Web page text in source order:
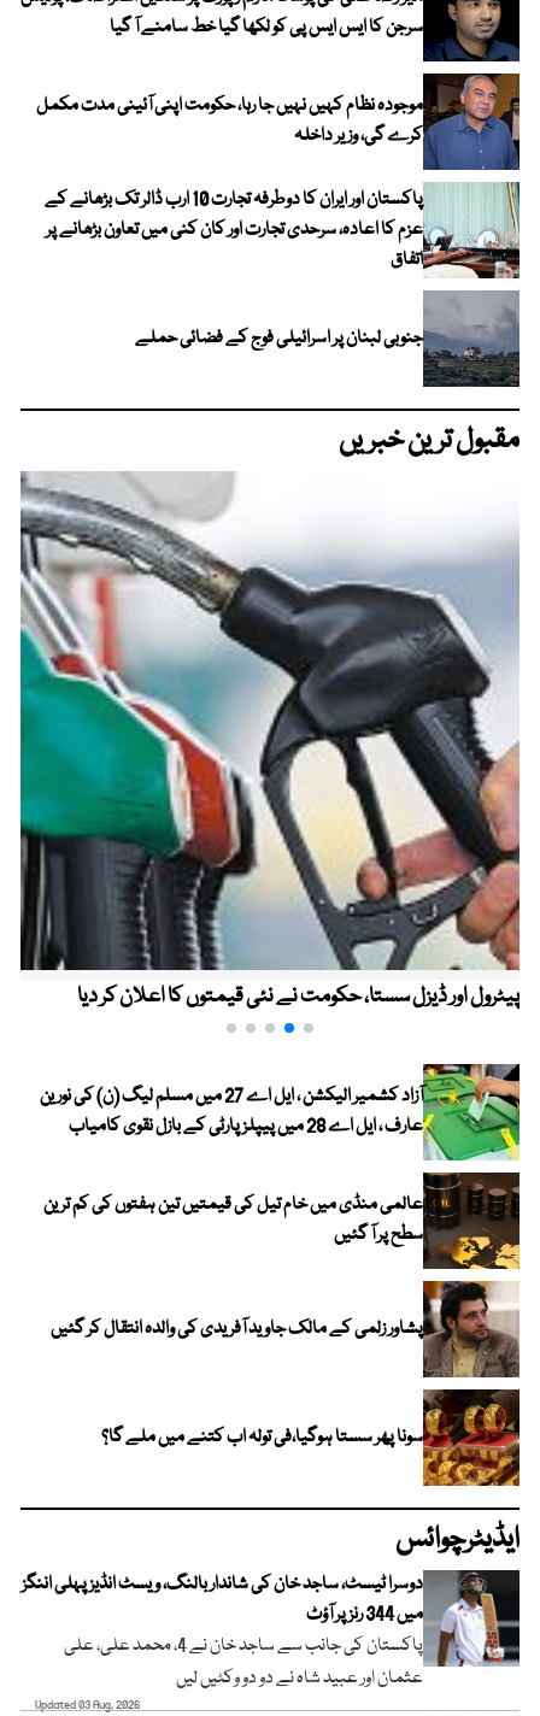
سرجن کا ایس ایس پی کو لکھا گیا خط سامنے آ گیا
موجودہ نظام کہیں نہیں جا رہا، حکومت اپنی آئینی مدت مکمل
کرے گی، وزیر داخلہ
پاکستان اور ایران کا دوطرفہ تجارت 10 ارب ڈالر تک بڑھانے کے
عزم کا اعادہ، سرحدی تجارت اور کان کنی میں تعاون بڑھانے پر
اتفاق
جنوبی لبنان پر اسرائیلی فوج کے فضائی حملے
مقبول ترین خبریں
پیٹرول اور ڈیزل سستا، حکومت نے نئی قیمتوں کا اعلان کر دیا
آزاد کشمیر الیکشن ، ایل اے 27 میں مسلم لیگ (ن) کی نورین
عارف ، ایل اے 28 میں پیپلز پارٹی کے بازل نقوی کامیاب
عالمی منڈی میں خام تیل کی قیمتیں تین ہفتوں کی کم ترین
سطح پر آ گئیں
پشاور زلمی کے مالک جاوید آفریدی کی والدہ انتقال کر گئیں
سونا پھر سستا ہوگیا،فی تولہ اب کتنے میں ملے گا؟
ایڈیٹرچوائس
دوسرا ٹیسٹ، ساجد خان کی شاندار بالنگ، ویسٹ انڈیز پہلی اننگز
میں 344 رنز پر آؤٹ
پاکستان کی جانب سے ساجد خان نے 4، محمد علی، علی
عثمان اور عبید شاہ نے دو دو وکٹیں لیں
Updated 03 Aug, 2026